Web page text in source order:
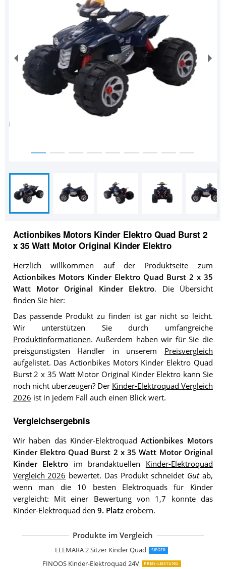
Actionbikes Motors Kinder Elektro Quad Burst 2
x 35 Watt Motor Original Kinder Elektro
Herzlich willkommen auf der Produktseite zum
Actionbikes Motors Kinder Elektro Quad Burst 2 x 35
Watt Motor Original Kinder Elektro. Die Übersicht
finden Sie hier:
Das passende Produkt zu finden ist gar nicht so leicht.
Wir unterstützen Sie durch umfangreiche
Produktinformationen. Außerdem haben wir für Sie die
preisgünstigsten Händler in unserem Preisvergleich
aufgelistet. Das Actionbikes Motors Kinder Elektro Quad
Burst 2 x 35 Watt Motor Original Kinder Elektro kann Sie
noch nicht überzeugen? Der Kinder-Elektroquad Vergleich
2026 ist in jedem Fall auch einen Blick wert.
Vergleichsergebnis
Wir haben das Kinder-ElektroquadActionbikes Motors
Kinder Elektro Quad Burst 2 x 35 Watt Motor Original
Kinder Elektro im brandaktuellen Kinder-Elektroquad
Vergleich 2026 bewertet. Das Produkt schneidet Gutab,
wenn man die 10 besten Elektroquads für Kinder
vergleicht: Mit einer Bewertung von 1,7 konnte das
Kinder-Elektroquad den 9. Platzerobern.
Produkte im Vergleich
ELEMARA 2 Sitzer Kinder Quad SIEGER
FINOOS Kinder-Elektroquad 24V PREIS-LEISTUNG
AIYAPLAY Elektro Quad für Kinder 12V
FINOOS Kinder-Elektro Quad 2-Sitzer
AIYAPLAY Elektro Quad für Kinder
DREAMADE 12V Elektro Quad
GarveeHome 12V Lila Elektro-Quad